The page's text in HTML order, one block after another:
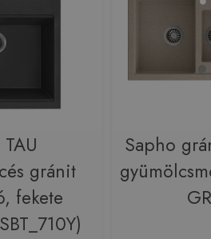
gránit
fekete
Sapho